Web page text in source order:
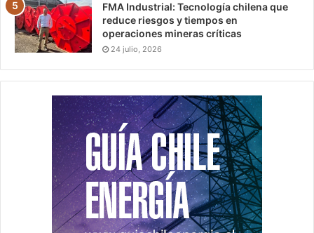
FMA Industrial: Tecnología chilena que
reduce riesgos y tiempos en
operaciones mineras críticas
24 julio, 2026